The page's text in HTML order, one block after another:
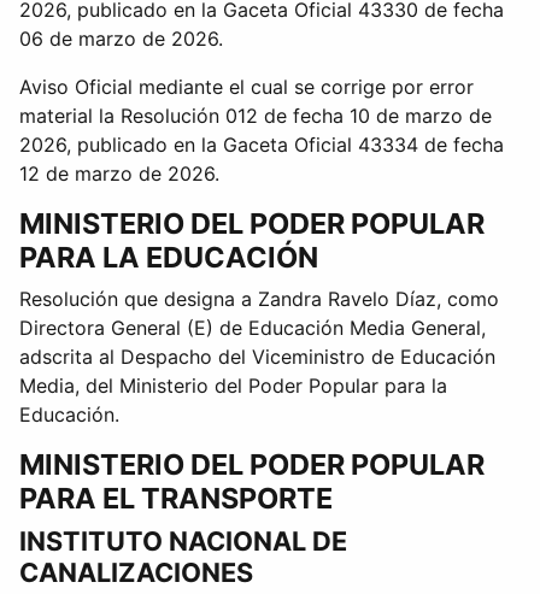
2026, publicado en la Gaceta Oficial 43330 de fecha
06 de marzo de 2026.
Aviso Oficial mediante el cual se corrige por error
material la Resolución 012 de fecha 10 de marzo de
2026, publicado en la Gaceta Oficial 43334 de fecha
12 de marzo de 2026.
MINISTERIO DEL PODER POPULAR
PARA LA EDUCACIÓN
Resolución que designa a Zandra Ravelo Díaz, como
Directora General (E) de Educación Media General,
adscrita al Despacho del Viceministro de Educación
Media, del Ministerio del Poder Popular para la
Educación.
MINISTERIO DEL PODER POPULAR
PARA EL TRANSPORTE
INSTITUTO NACIONAL DE
CANALIZACIONES